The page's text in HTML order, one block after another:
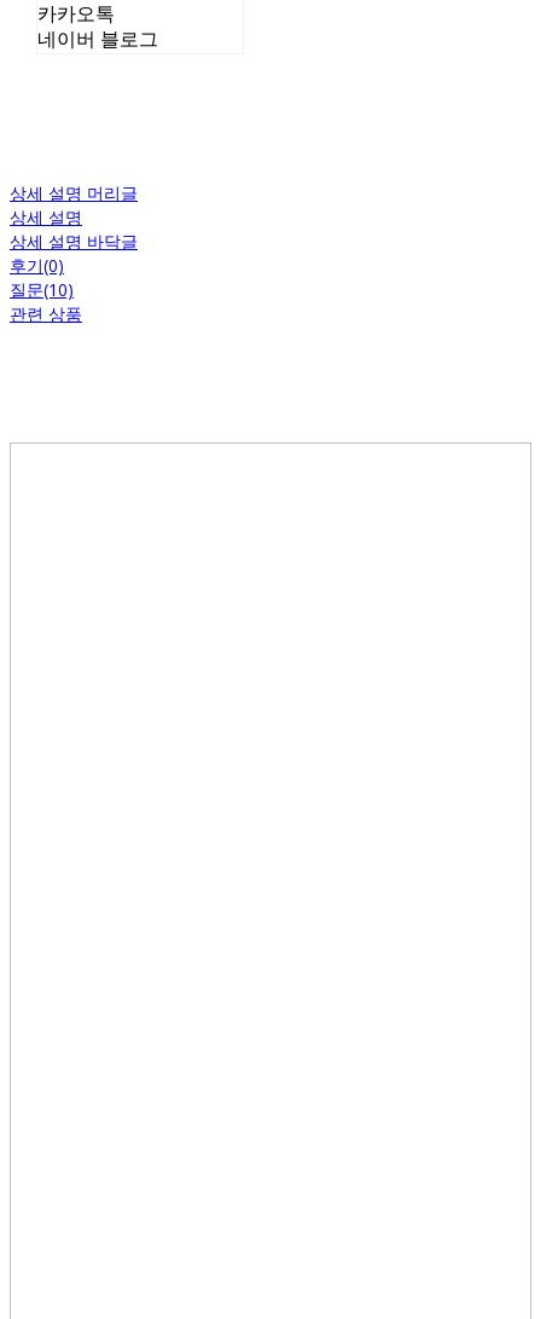
카카오톡
네이버 블로그
상세 설명 머리글
상세 설명
상세 설명 바닥글
후기(0)
질문(10)
관련 상품